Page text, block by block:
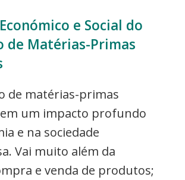
e Social do
de Matérias-Primas
de matérias-primas
um impacto profundo
e na sociedade
Vai muito além da
e venda de produtos;